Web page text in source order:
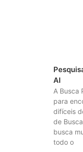
AI
A Busca
para
difíceis
de
busca
todo o